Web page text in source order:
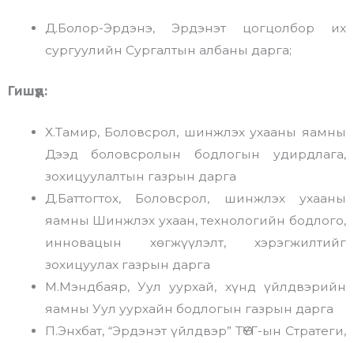
Д.Болор-Эрдэнэ, Эрдэнэт цогцолбор их
сургуулийн Сургалтын албаны дарга;
Гишүүд:
Х.Тамир, Боловсрол, шинжлэх ухааны яамны
Дээд боловсролын бодлогын удирдлага,
зохицуулалтын газрын дарга
Д.Баттогтох, Боловсрол, шинжлэх ухааны
яамны Шинжлэх ухаан, технологийн бодлого,
инновацын хөгжүүлэлт, хэрэгжилтийг
зохицуулах газрын дарга
М.Мэндбаяр, Уул уурхай, хүнд үйлдвэрийн
яамны Уул уурхайн бодлогын газрын дарга
П.Энхбат, “Эрдэнэт үйлдвэр” ТӨҮГ-ын Стратеги,